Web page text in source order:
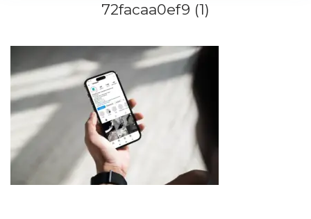
72facaa0ef9 (1)